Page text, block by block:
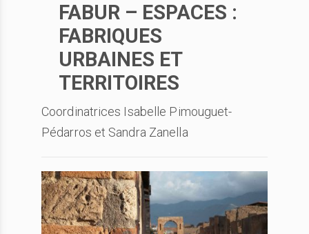
FABUR – ESPACES :
FABRIQUES
URBAINES ET
TERRITOIRES
Coordinatrices Isabelle Pimouguet-
Pédarros et Sandra Zanella